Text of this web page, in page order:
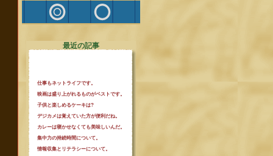
最近の記事
仕事もネットライフです。
映画は盛り上がれるものがベストです。
子供と楽しめるケーキは?
デジカメは覚えていた方が便利だね。
カレーは寝かせなくても美味しいんだ。
集中力の持続時間について。
情報収集とリテラシーについて。